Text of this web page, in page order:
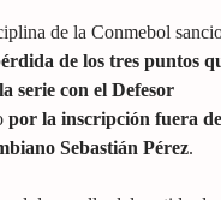
de la Conmebol
de los tres puntos
serie con el Defesor
por la inscripción fuera
Sebastián Pérez.